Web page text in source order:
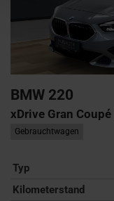
BMW 220
xDrive Gran Coupé
Gebrauchtwagen
Typ
Kilometerstand